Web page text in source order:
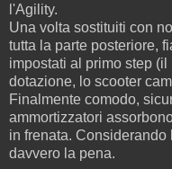
l'Agility.
Una volta sostituiti con
tutta la parte posteriore,
impostati al primo step
dotazione, lo scooter
Finalmente comodo,
ammortizzatori
in frenata.
davvero la pena.